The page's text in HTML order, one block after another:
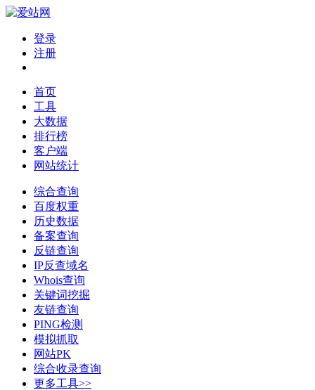
登录
注册
首页
工具
大数据
排行榜
客户端
网站统计
综合查询
百度权重
历史数据
备案查询
反链查询
IP反查域名
Whois查询
关键词挖掘
友链查询
PING检测
模拟抓取
网站PK
综合收录查询
更多工具>>